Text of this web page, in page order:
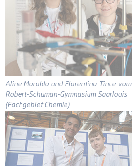
Aline Moroldo und Florentina Tince vom
Robert-Schuman-Gymnasium Saarlouis
(Fachgebiet Chemie)